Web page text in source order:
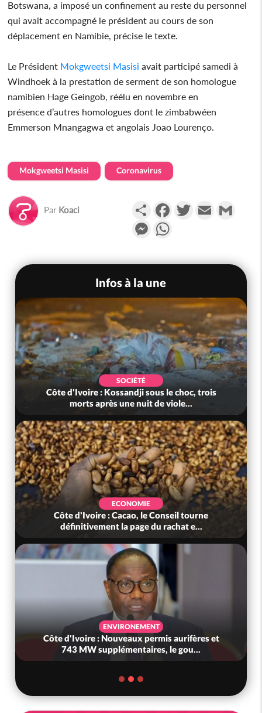
Botswana, a imposé un confinement au reste du personnel
qui avait accompagné le président au cours de son
déplacement en Namibie, précise le texte.
Le Président Mokgweetsi Masisi avait participé samedi à
Windhoek à la prestation de serment de son homologue
namibien Hage Geingob, réélu en novembre en
présence d’autres homologues dont le zimbabwéen
Emmerson Mnangagwa et angolais Joao Lourenço.
Mokgweetsi Masisi Coronavirus
Par Koaci PartagerFacebookTwitterEmail
Messenger
Infos à la une
SOCIÉTÉ
Côte d'Ivoire : Kossandji sous le choc, trois
morts après une nuit de viole...
ECONOMIE
Côte d'Ivoire : Cacao, le Conseil tourne
définitivement la page du rachat e...
ENVIRONEMENT
Côte d'Ivoire : Nouveaux permis aurifères et
743 MW supplémentaires, le gou...